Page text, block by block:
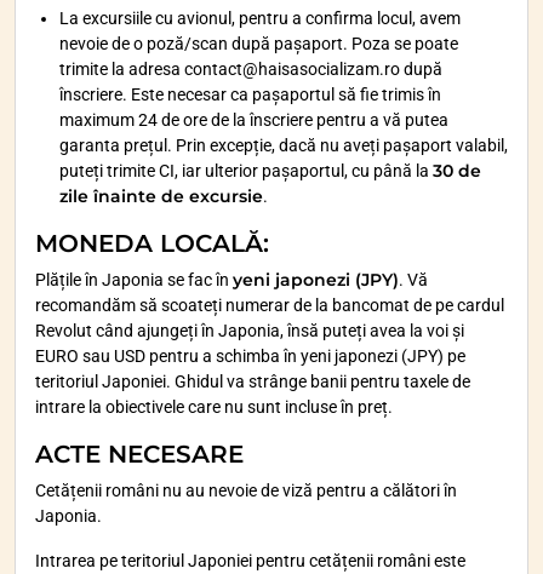
La excursiile cu avionul, pentru a confirma locul, avem
nevoie de o poză/scan după pașaport. Poza se poate
trimite la adresa contact@haisasocializam.ro după
înscriere. Este necesar ca pașaportul să fie trimis în
maximum 24 de ore de la înscriere pentru a vă putea
garanta prețul. Prin excepție, dacă nu aveți pașaport valabil,
puteți trimite CI, iar ulterior pașaportul, cu până la 30 de
zile înainte de excursie.
MONEDA LOCALĂ:
Plățile în Japonia se fac în yeni japonezi (JPY). Vă
recomandăm să scoateți numerar de la bancomat de pe cardul
Revolut când ajungeți în Japonia, însă puteți avea la voi și
EURO sau USD pentru a schimba în yeni japonezi (JPY) pe
teritoriul Japoniei. Ghidul va strânge banii pentru taxele de
intrare la obiectivele care nu sunt incluse în preț.
ACTE NECESARE
Cetățenii români nu au nevoie de viză pentru a călători în
Japonia.
Intrarea pe teritoriul Japoniei pentru cetățenii români este